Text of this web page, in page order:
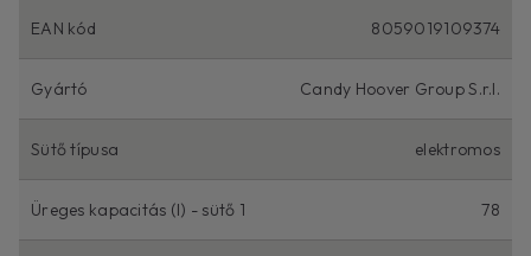
EAN kód 8059019109374
Gyártó Candy Hoover Group S.r.l.
Sütő típusa elektromos
Üreges kapacitás (l) - sütő 1 78